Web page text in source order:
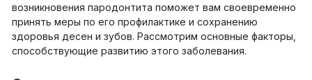
возникновения пародонтита поможет вам своевременно
принять меры по его профилактике и сохранению
здоровья десен и зубов. Рассмотрим основные факторы,
способствующие развитию этого заболевания.